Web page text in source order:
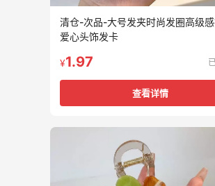
清仓-次品-大号发夹时尚发圈高级
爱心头饰发卡
¥1.97
查看详情